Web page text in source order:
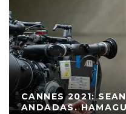
CANNES 2021:
ANDADAS.